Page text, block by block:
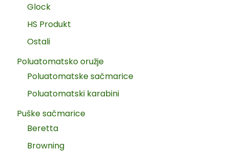
Glock
HS Produkt
Ostali
Poluatomatsko oružje
Poluatomatske sačmarice
Poluatomatski karabini
Puške sačmarice
Beretta
Browning